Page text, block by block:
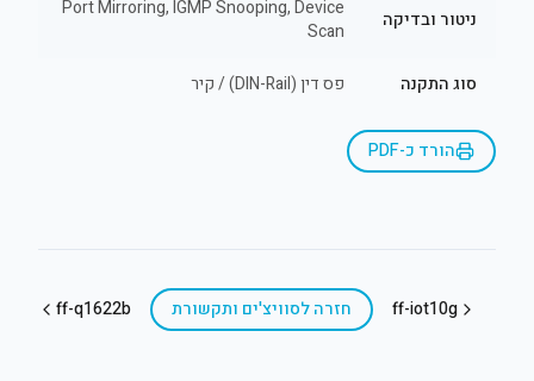
ניטור ובדיקה
Port Mirroring, IGMP Snooping, Device
Scan
סוג התקנה פס דין (DIN-Rail) / קיר
הורד כ-PDF
ff-iot10g חזרה לסוויצ'ים ותקשורת ff-q1622b